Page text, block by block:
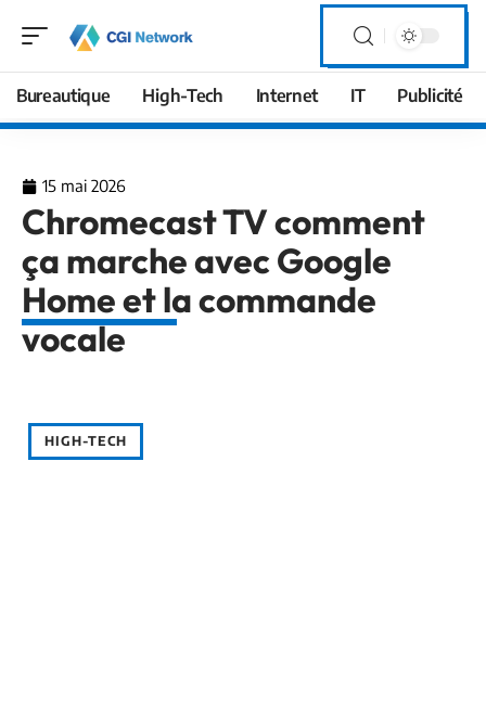
Bureautique High-Tech Internet IT Publicité
15 mai 2026
Chromecast TV comment
ça marche avec Google
Home et la commande
vocale
HIGH-TECH